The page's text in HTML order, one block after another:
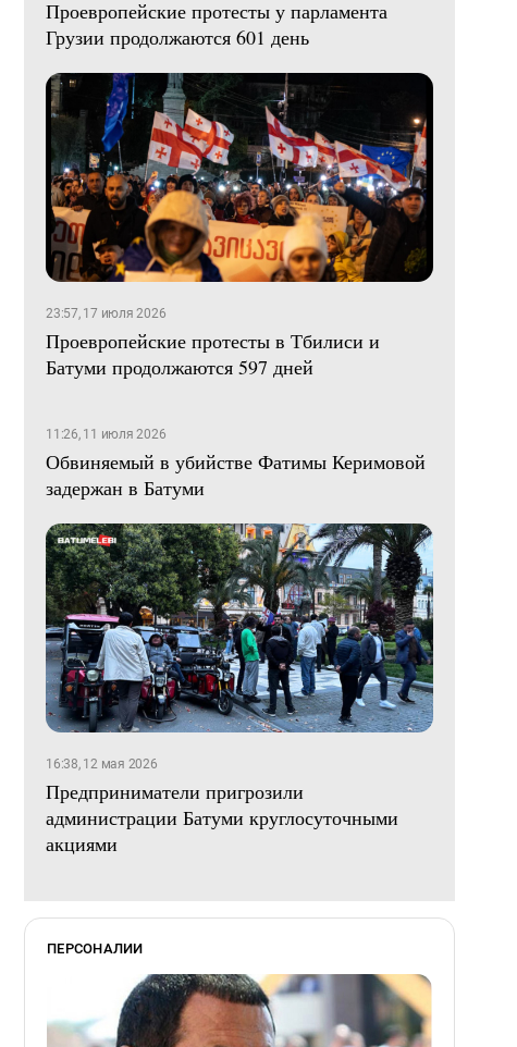
Проевропейские протесты у парламента
Грузии продолжаются 601 день
23:57, 17 июля 2026
Проевропейские протесты в Тбилиси и
Батуми продолжаются 597 дней
11:26, 11 июля 2026
Обвиняемый в убийстве Фатимы Керимовой
задержан в Батуми
16:38, 12 мая 2026
Предприниматели пригрозили
администрации Батуми круглосуточными
акциями
ПЕРСОНАЛИИ